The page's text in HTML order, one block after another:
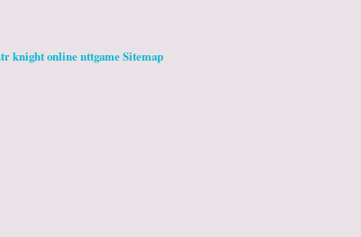
knight onlinenttgameSitemap